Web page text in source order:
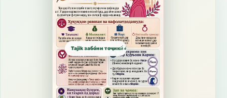
Tajik забо́ни тоҷикӣ́ الطاجيكية